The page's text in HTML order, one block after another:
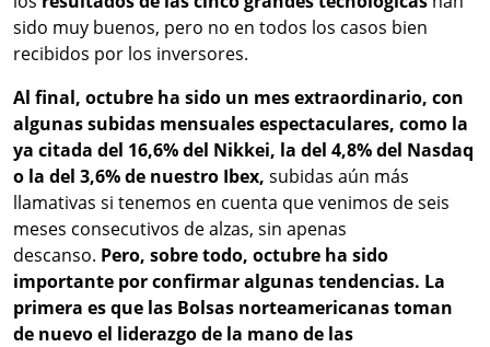
sido muy buenos, pero no en todos los casos bien
recibidos por los inversores.
Al final, octubre ha sido un mes extraordinario, con
algunas subidas mensuales espectaculares, como la
ya citada del 16,6% del Nikkei, la del 4,8% del Nasdaq
o la del 3,6% de nuestro Ibex, subidas aún más
llamativas si tenemos en cuenta que venimos de seis
meses consecutivos de alzas, sin apenas
descanso. Pero, sobre todo, octubre ha sido
importante por confirmar algunas tendencias. La
primera es que las Bolsas norteamericanas toman
de nuevo el liderazgo de la mano de las